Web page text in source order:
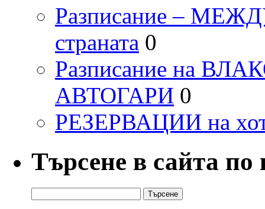
Разписание –
страната 0
Разписание на
АВТОГАРИ 0
РЕЗЕРВАЦИИ на
Търсене в сайта
за: